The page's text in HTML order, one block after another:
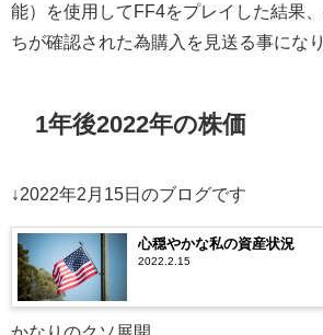
能）を使用してFF4をプレイした結果
ちが確認された為購入を見送る事にな
1年後2022年の株価
↓2022年2月15日のブログです
心穏やかな私の資産状況
2022.2.15